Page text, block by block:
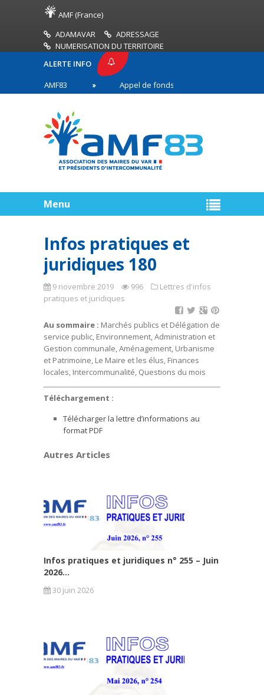
AMF (France)
ADAMAVAR
ADRESSAGE
NUMERISATION DU TERRITOIRE
ALERTE INFO
AMF83
Appel de fonds incendies de forêt
en première ligne
Menu
Infos pratiques et
juridiques 180
9 novembre 2019 996
Lettres d'infos
pratiques et juridiques
Au sommaire : Marchés publics et Délégation de
service public, Environnement, Administration et
Gestion communale, Aménagement, Urbanisme
et Patrimoine, Le Maire et les élus, Finances
locales, Intercommunalité, Questions du mois
Téléchargement :
Télécharger la lettre d’informations au
format PDF
Autres Articles
Infos pratiques et juridiques n° 255 – Juin
2026...
30 juin 2026